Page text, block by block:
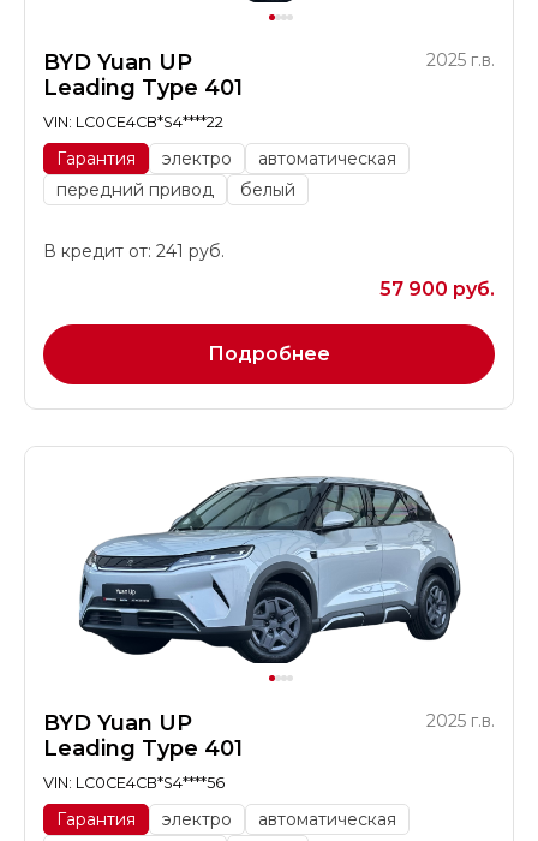
BYD Yuan UP
Leading Type 401
2025 г.в.
VIN: LC0CE4CB*S4****22
Гарантия электро
автоматическая
передний привод
белый
В кредит от: 241 руб.
57 900 руб.
Подробнее
BYD Yuan UP
Leading Type 401
2025 г.в.
VIN: LC0CE4CB*S4****56
Гарантия электро
автоматическая